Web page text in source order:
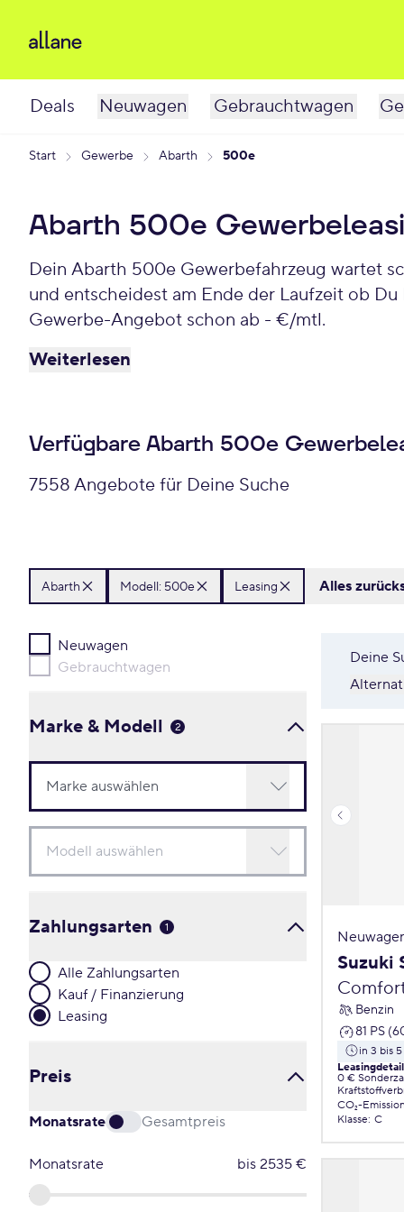
Deals Neuwagen Gebrauchtwagen
Start Gewerbe Abarth 500e
Abarth 500e
Dein Abarth 500e Gewerbefahrzeug wartet schon auf Dich. Bei Allane least Du Deinen Gewerbe-Abarth 500e für einen individuellen Zeitraum
und entscheidest am Ende der Laufzeit ob
Gewerbe-Angebot schon ab - €/mtl.
Weiterlesen
Verfügbare Abarth 500e
7558 Angebote für Deine Suche
Abarth Modell: 500e Leasing Alles
Neuwagen
Gebrauchtwagen
Marke & Modell 2
Zahlungsarten 1
Alle Zahlungsarten
Kauf / Finanzierung
Leasing
Preis
Monatsrate Gesamtpreis
Monatsrate bis 2535 €
Deine
Suzuki
Benzin
81 PS
in 3 bis
0 €
CO₂-
Klasse: C